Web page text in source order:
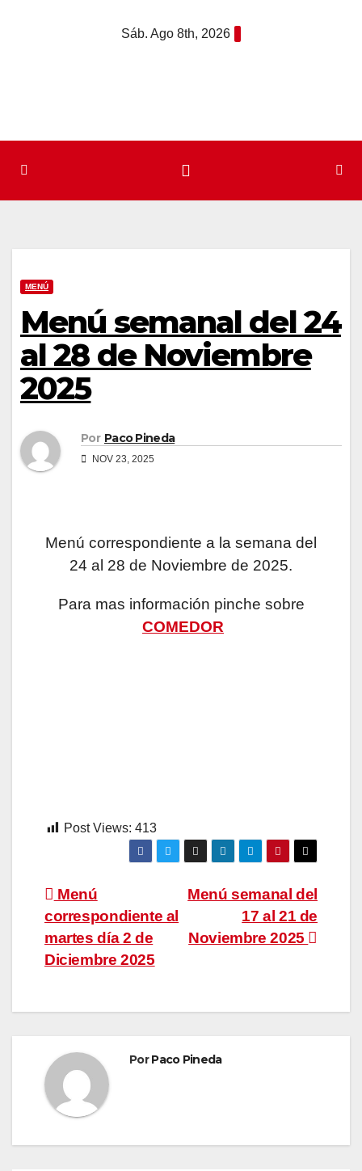
Sáb. Ago 8th, 2026
MENÚ
Menú semanal del 24
al 28 de Noviembre
2025
Por Paco Pineda
NOV 23, 2025
Menú correspondiente a la semana del
24 al 28 de Noviembre de 2025.
Para mas información pinche sobre
COMEDOR
Post Views: 413
Navegación
de
entradas
Menú semanal del
17 al 21 de
Noviembre 2025
Menú
correspondiente al
martes día 2 de
Diciembre 2025
PorPaco Pineda